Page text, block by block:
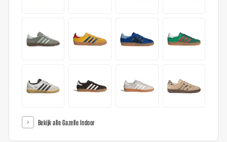
Bekijk alle Gazelle Indoor